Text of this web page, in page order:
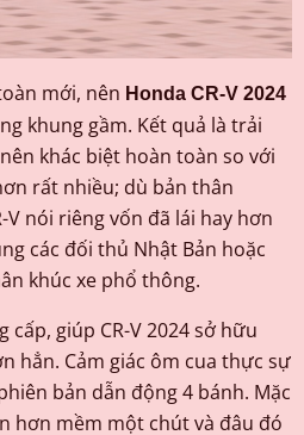
mới, nên Honda CR-V 2024
khung gầm. Kết quả là trải
khác biệt hoàn toàn so với
rất nhiều; dù bản thân
V nói riêng vốn đã lái hay hơn
các đối thủ Nhật Bản hoặc
khúc xe phổ thông.
giúp CR-V 2024 sở hữu
hẳn. Cảm giác ôm cua thực sự
bản dẫn động 4 bánh. Mặc
hơn mềm một chút và đâu đó